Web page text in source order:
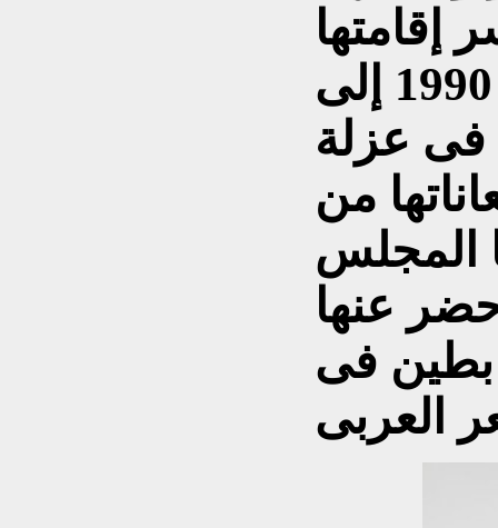
إقامتها
الدائمة فى مصر منذ عام 1990 إلى
وفاتها فى يونيو 2007 فى عزلة
من
المجلس
عنها
فى